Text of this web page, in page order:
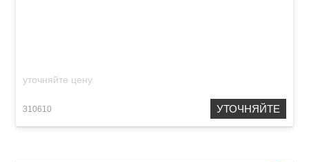
уточняйте цену
310610 УТОЧНЯЙТЕ